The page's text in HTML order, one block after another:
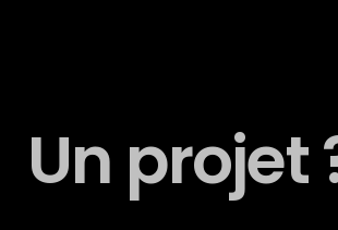
Un projet